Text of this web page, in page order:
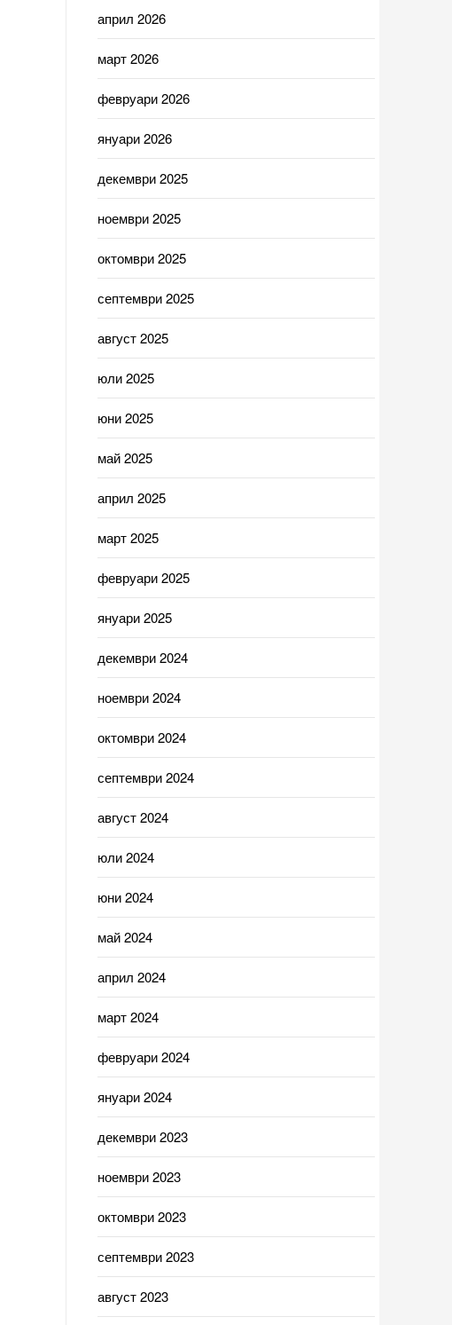
април 2026
март 2026
февруари 2026
януари 2026
декември 2025
ноември 2025
октомври 2025
септември 2025
август 2025
юли 2025
юни 2025
май 2025
април 2025
март 2025
февруари 2025
януари 2025
декември 2024
ноември 2024
октомври 2024
септември 2024
август 2024
юли 2024
юни 2024
май 2024
април 2024
март 2024
февруари 2024
януари 2024
декември 2023
ноември 2023
октомври 2023
септември 2023
август 2023